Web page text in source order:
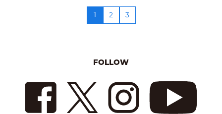
1 2 3
FOLLOW